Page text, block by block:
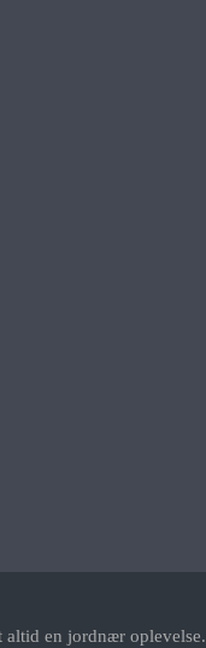
altid en jordnær oplevelse.